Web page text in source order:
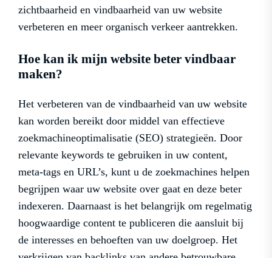
zichtbaarheid en vindbaarheid van uw website
verbeteren en meer organisch verkeer aantrekken.
Hoe kan ik mijn website beter vindbaar
maken?
Het verbeteren van de vindbaarheid van uw website
kan worden bereikt door middel van effectieve
zoekmachineoptimalisatie (SEO) strategieën. Door
relevante keywords te gebruiken in uw content,
meta-tags en URL’s, kunt u de zoekmachines helpen
begrijpen waar uw website over gaat en deze beter
indexeren. Daarnaast is het belangrijk om regelmatig
hoogwaardige content te publiceren die aansluit bij
de interesses en behoeften van uw doelgroep. Het